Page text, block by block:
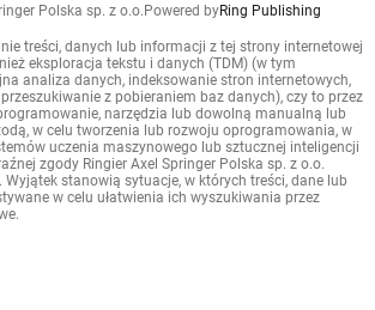
Polska sp. z o.o.Powered byRing Publishing
treści, danych lub informacji z tej strony internetowej
eksploracja tekstu i danych (TDM) (w tym
analiza danych, indeksowanie stron internetowych,
z pobieraniem baz danych), czy to przez
narzędzia lub dowolną manualną lub
w celu tworzenia lub rozwoju oprogramowania, w
uczenia maszynowego lub sztucznej inteligencji
zgody Ringier Axel Springer Polska sp. z o.o.
Wyjątek stanowią sytuacje, w których treści, dane lub
w celu ułatwienia ich wyszukiwania przez